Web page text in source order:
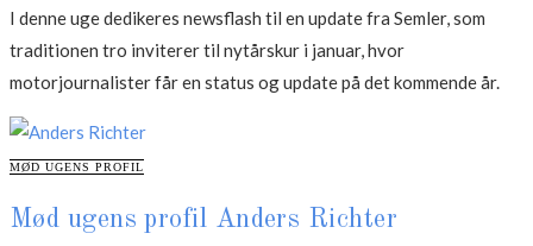
I denne uge dedikeres newsflash til en update fra Semler, som
traditionen tro inviterer til nytårskur i januar, hvor
motorjournalister får en status og update på det kommende år.
CATEGORIES
MØD UGENS PROFIL
Mød ugens profil Anders Richter